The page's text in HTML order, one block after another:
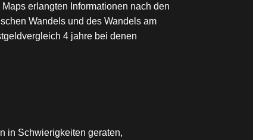
erlangten Informationen nach den
Wandels und des Wandels am
4 jahre bei denen
in Schwierigkeiten geraten,